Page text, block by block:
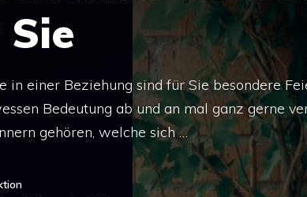
in einer Beziehung sind für Sie besondere
Bedeutung ab und an mal ganz gerne
gehören, welche sich …